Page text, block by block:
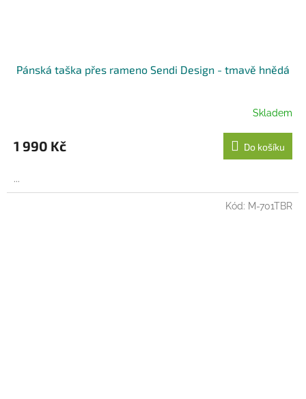
Pánská taška přes rameno Sendi Design - tmavě hnědá
Skladem
1 990 Kč Do košíku
...
Kód: M-701TBR